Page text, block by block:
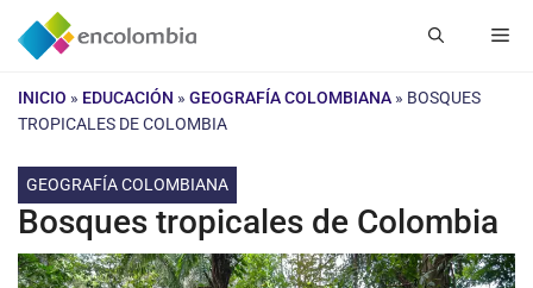
Saltar
INICIO » EDUCACIÓN » GEOGRAFÍA COLOMBIANA » BOSQUES
TROPICALES DE COLOMBIA
GEOGRAFÍA COLOMBIANA
Bosques tropicales de Colombia